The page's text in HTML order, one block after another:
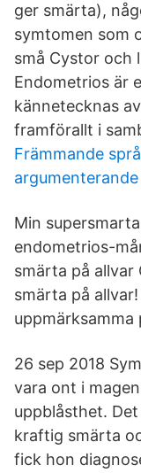
ger smärta),
symtomen som
små Cystor och
Endometrios är
kännetecknas
framförallt i
Främmande
Min
endometrios-
smärta på
smärta på
26 sep 2018
vara ont i
uppblåsthet.
kraftig smärta
fick hon